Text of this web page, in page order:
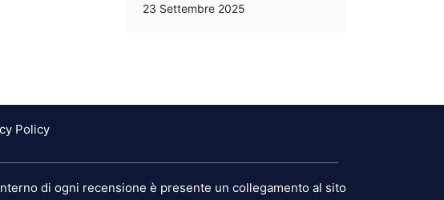
23 Settembre 2025
Policy
di ogni recensione è presente un collegamento al sito